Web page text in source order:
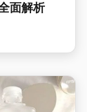
面解析